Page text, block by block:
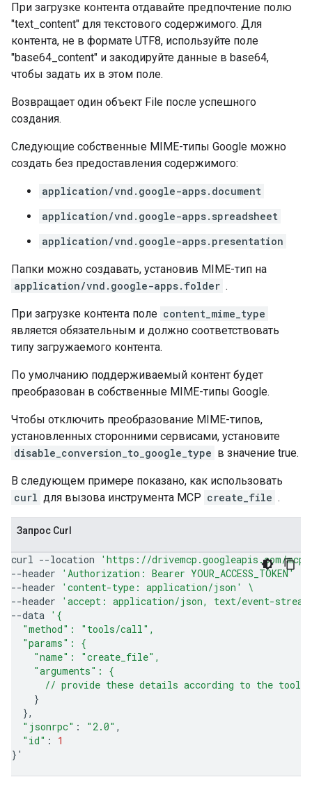
При загрузке контента отдавайте предпочтение полю
"text_content" для текстового содержимого. Для
контента, не в формате UTF8, используйте поле
"base64_content" и закодируйте данные в base64,
чтобы задать их в этом поле.
Возвращает один объект File после успешного
создания.
Следующие собственные MIME-типы Google можно
создать без предоставления содержимого:
application/vnd.google-apps.document
application/vnd.google-apps.spreadsheet
application/vnd.google-apps.presentation
Папки можно создавать, установив MIME-тип на
application/vnd.google-apps.folder .
При загрузке контента поле content_mime_type
является обязательным и должно соответствовать
типу загружаемого контента.
По умолчанию поддерживаемый контент будет
преобразован в собственные MIME-типы Google.
Чтобы отключить преобразование MIME-типов,
установленных сторонними сервисами, установите
disable_conversion_to_google_type в значение true.
В следующем примере показано, как использовать
curl для вызова инструмента MCP create_file .
Запрос Curl
curl --location
'https://drivemcp.googleapis.com/
--header
'Authorization: Bearer YOUR_ACCESS_TOKEN'
--header
'content-type: application/json'
\
--header
'accept: application/json, text/event-
--data '{
  "method": "tools/call",
  "params": {
    "name": "create_file",
    "arguments": {
      // provide these details according to the tool'
}
}
"jsonrpc" : "2.0"
"id" :
1
} '